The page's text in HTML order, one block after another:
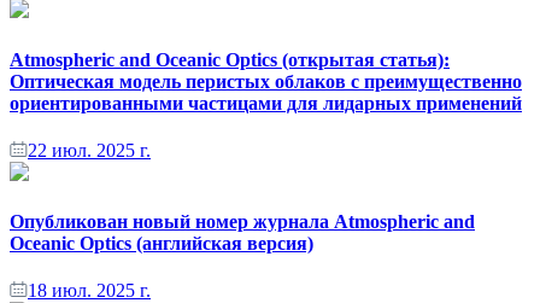
Atmospheric and Oceanic Optics (открытая статья):
Оптическая модель перистых облаков с преимущественно
ориентированными частицами для лидарных применений
22 июл. 2025 г.
Опубликован новый номер журнала Atmospheric and
Oceanic Optics (английская версия)
18 июл. 2025 г.